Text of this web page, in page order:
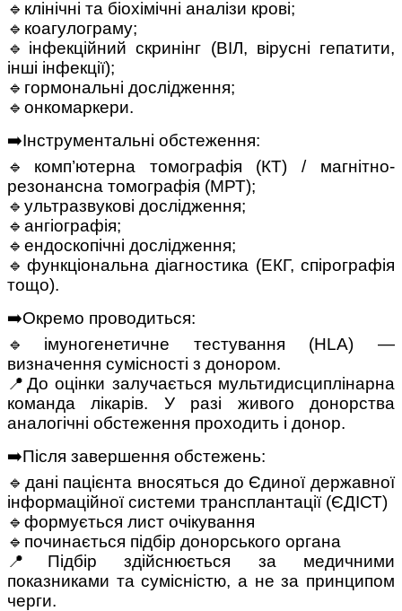
🔹клінічні та біохімічні аналізи крові;
🔹коагулограму;
🔹інфекційний скринінг (ВІЛ, вірусні гепатити,
інші інфекції);
🔹гормональні дослідження;
🔹онкомаркери.
➡️Інструментальні обстеження:
🔹комп’ютерна томографія (КТ) / магнітно-
резонансна томографія (МРТ);
🔹ультразвукові дослідження;
🔹ангіографія;
🔹ендоскопічні дослідження;
🔹функціональна діагностика (ЕКГ, спірографія
тощо).
➡️Окремо проводиться:
🔹імуногенетичне тестування (HLA) —
визначення сумісності з донором.
📍До оцінки залучається мультидисциплінарна
команда лікарів. У разі живого донорства
аналогічні обстеження проходить і донор.
➡️Після завершення обстежень:
🔹дані пацієнта вносяться до Єдиної державної
інформаційної системи трансплантації (ЄДІСТ)
🔹формується лист очікування
🔹починається підбір донорського органа
📍Підбір здійснюється за медичними
показниками та сумісністю, а не за принципом
черги.